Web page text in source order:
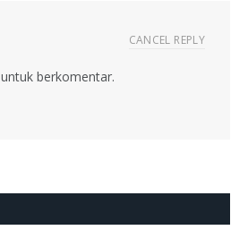
CANCEL REPLY
untuk berkomentar.